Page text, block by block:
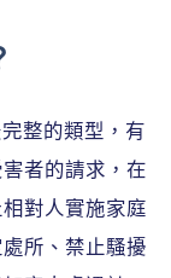
整的類型，有
者的請求，在
對人實施家庭
所、禁止騷擾